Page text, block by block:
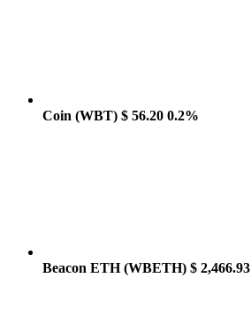
Coin (WBT) $ 56.20 0.2%
Beacon ETH(WBETH) $ 2,466.93